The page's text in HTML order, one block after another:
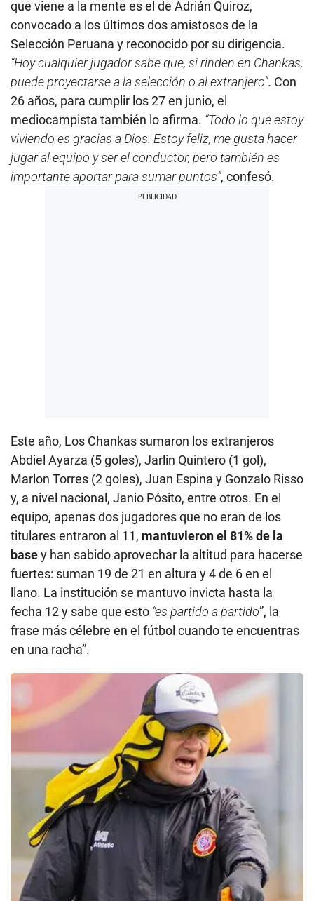
que viene a la mente es el de Adrián Quiroz,
convocado a los últimos dos amistosos de la
Selección Peruana y reconocido por su dirigencia.
“Hoy cualquier jugador sabe que, si rinden en Chankas,
puede proyectarse a la selección o al extranjero”. Con
26 años, para cumplir los 27 en junio, el
mediocampista también lo afirma. “Todo lo que estoy
viviendo es gracias a Dios. Estoy feliz, me gusta hacer
jugar al equipo y ser el conductor, pero también es
importante aportar para sumar puntos”, confesó.
Este año, Los Chankas sumaron los extranjeros
Abdiel Ayarza (5 goles), Jarlin Quintero (1 gol),
Marlon Torres (2 goles), Juan Espina y Gonzalo Risso
y, a nivel nacional, Janio Pósito, entre otros. En el
equipo, apenas dos jugadores que no eran de los
titulares entraron al 11, mantuvieron el 81% de la
basey han sabido aprovechar la altitud para hacerse
fuertes: suman 19 de 21 en altura y 4 de 6 en el
llano. La institución se mantuvo invicta hasta la
fecha 12 y sabe que esto “es partido a partido”, la
frase más célebre en el fútbol cuando te encuentras
en una racha”.